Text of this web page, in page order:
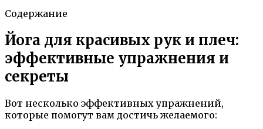
Содержание
Йога для красивых рук и плеч:
эффективные упражнения и
секреты
Вот несколько эффективных упражнений,
которые помогут вам достичь желаемого: